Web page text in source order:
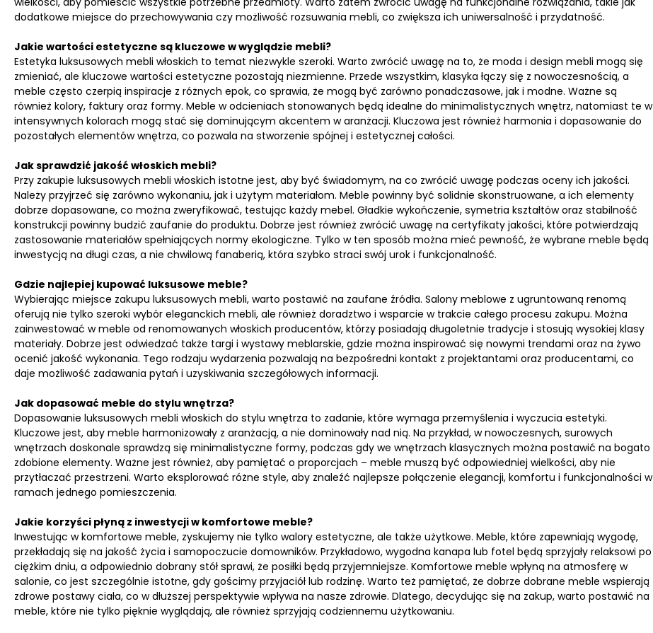
dodatkowe miejsce do przechowywania czy możliwość rozsuwania mebli, co zwiększa ich uniwersalność i przydatność.
Jakie wartości estetyczne są kluczowe w wyglądzie mebli?
Estetyka luksusowych mebli włoskich to temat niezwykle szeroki. Warto zwrócić uwagę na to, że moda i design mebli mogą się
zmieniać, ale kluczowe wartości estetyczne pozostają niezmienne. Przede wszystkim, klasyka łączy się z nowoczesnością, a
meble często czerpią inspiracje z różnych epok, co sprawia, że mogą być zarówno ponadczasowe, jak i modne. Ważne są
również kolory, faktury oraz formy. Meble w odcieniach stonowanych będą idealne do minimalistycznych wnętrz, natomiast te w
intensywnych kolorach mogą stać się dominującym akcentem w aranżacji. Kluczowa jest również harmonia i dopasowanie do
pozostałych elementów wnętrza, co pozwala na stworzenie spójnej i estetycznej całości.
Jak sprawdzić jakość włoskich mebli?
Przy zakupie luksusowych mebli włoskich istotne jest, aby być świadomym, na co zwrócić uwagę podczas oceny ich jakości.
Należy przyjrzeć się zarówno wykonaniu, jak i użytym materiałom. Meble powinny być solidnie skonstruowane, a ich elementy
dobrze dopasowane, co można zweryfikować, testując każdy mebel. Gładkie wykończenie, symetria kształtów oraz stabilność
konstrukcji powinny budzić zaufanie do produktu. Dobrze jest również zwrócić uwagę na certyfikaty jakości, które potwierdzają
zastosowanie materiałów spełniających normy ekologiczne. Tylko w ten sposób można mieć pewność, że wybrane meble będą
inwestycją na długi czas, a nie chwilową fanaberią, która szybko straci swój urok i funkcjonalność.
Gdzie najlepiej kupować luksusowe meble?
Wybierając miejsce zakupu luksusowych mebli, warto postawić na zaufane źródła. Salony meblowe z ugruntowaną renomą
oferują nie tylko szeroki wybór eleganckich mebli, ale również doradztwo i wsparcie w trakcie całego procesu zakupu. Można
zainwestować w meble od renomowanych włoskich producentów, którzy posiadają długoletnie tradycje i stosują wysokiej klasy
materiały. Dobrze jest odwiedzać także targi i wystawy meblarskie, gdzie można inspirować się nowymi trendami oraz na żywo
ocenić jakość wykonania. Tego rodzaju wydarzenia pozwalają na bezpośredni kontakt z projektantami oraz producentami, co
daje możliwość zadawania pytań i uzyskiwania szczegółowych informacji.
Jak dopasować meble do stylu wnętrza?
Dopasowanie luksusowych mebli włoskich do stylu wnętrza to zadanie, które wymaga przemyślenia i wyczucia estetyki.
Kluczowe jest, aby meble harmonizowały z aranżacją, a nie dominowały nad nią. Na przykład, w nowoczesnych, surowych
wnętrzach doskonale sprawdzą się minimalistyczne formy, podczas gdy we wnętrzach klasycznych można postawić na bogato
zdobione elementy. Ważne jest również, aby pamiętać o proporcjach – meble muszą być odpowiedniej wielkości, aby nie
przytłaczać przestrzeni. Warto eksplorować różne style, aby znaleźć najlepsze połączenie elegancji, komfortu i funkcjonalności w
ramach jednego pomieszczenia.
Jakie korzyści płyną z inwestycji w komfortowe meble?
Inwestując w komfortowe meble, zyskujemy nie tylko walory estetyczne, ale także użytkowe. Meble, które zapewniają wygodę,
przekładają się na jakość życia i samopoczucie domowników. Przykładowo, wygodna kanapa lub fotel będą sprzyjały relaksowi po
ciężkim dniu, a odpowiednio dobrany stół sprawi, że posiłki będą przyjemniejsze. Komfortowe meble wpłyną na atmosferę w
salonie, co jest szczególnie istotne, gdy gościmy przyjaciół lub rodzinę. Warto też pamiętać, że dobrze dobrane meble wspierają
zdrowe postawy ciała, co w dłuższej perspektywie wpływa na nasze zdrowie. Dlatego, decydując się na zakup, warto postawić na
meble, które nie tylko pięknie wyglądają, ale również sprzyjają codziennemu użytkowaniu.